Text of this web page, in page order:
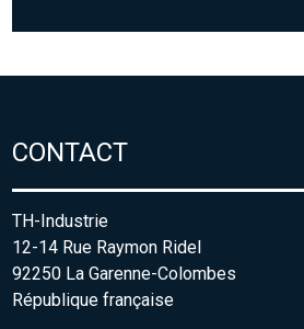
CONTACT
TH-Industrie
12-14 Rue Raymon Ridel
92250 La Garenne-Colombes
République française